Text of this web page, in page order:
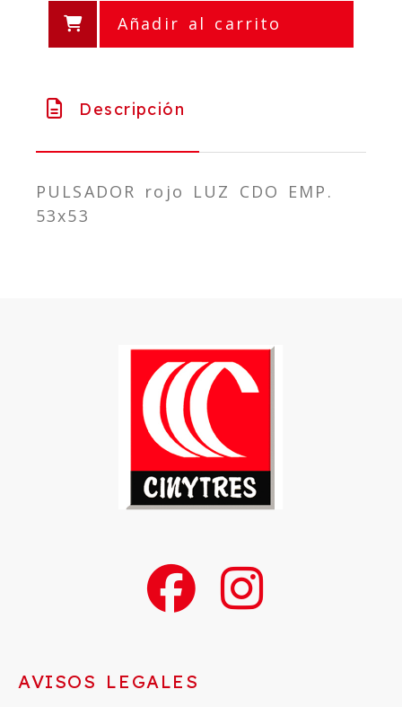
Añadir al carrito
Descripción
PULSADOR rojo LUZ CDO EMP.
53x53
AVISOS LEGALES